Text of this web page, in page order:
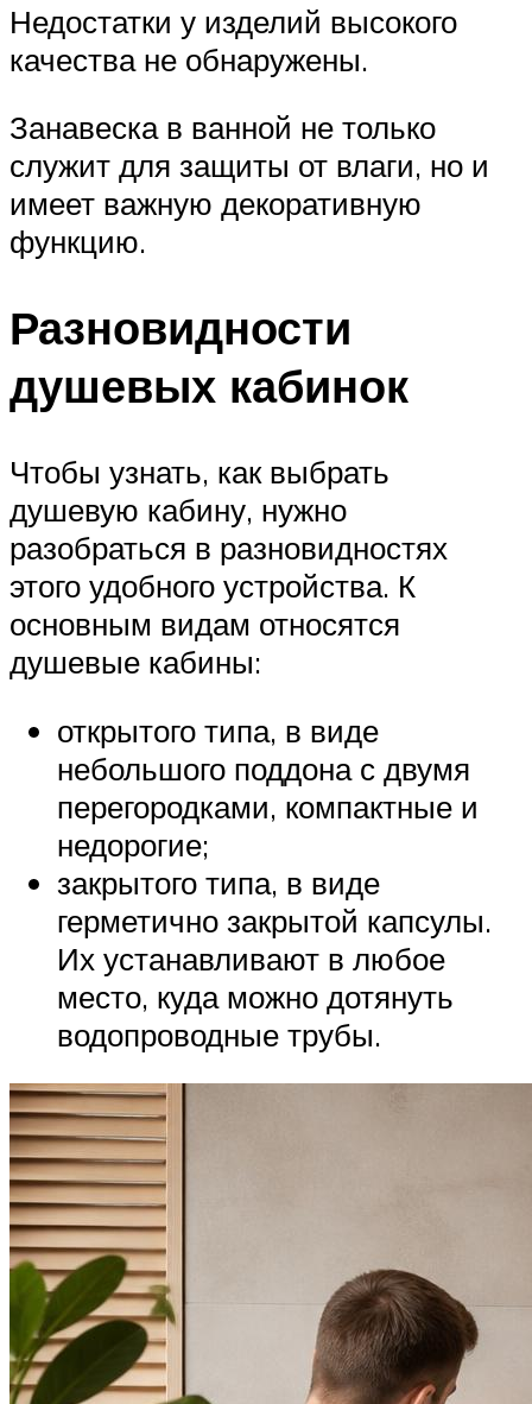
Недостатки у изделий высокого
качества не обнаружены.
Занавеска в ванной не только
служит для защиты от влаги, но и
имеет важную декоративную
функцию.
Разновидности
душевых кабинок
Чтобы узнать, как выбрать
душевую кабину, нужно
разобраться в разновидностях
этого удобного устройства. К
основным видам относятся
душевые кабины:
открытого типа, в виде
небольшого поддона с двумя
перегородками, компактные и
недорогие;
закрытого типа, в виде
герметично закрытой капсулы.
Их устанавливают в любое
место, куда можно дотянуть
водопроводные трубы.